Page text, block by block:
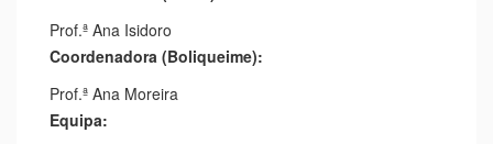
Prof.ª Ana Isidoro
Coordenadora (Boliqueime):
Prof.ª Ana Moreira
Equipa: